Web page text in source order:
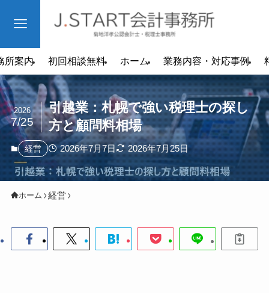
所案内 初回相談無料 ホーム 業務内容・対応事例
引越業：札幌で強い税理士の探し
方と顧問料相場
2026
7/25
経営 2026年7月7日 2026年7月25日
ホーム 経営